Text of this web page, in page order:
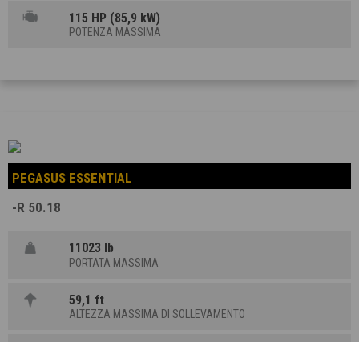
115 HP (85,9 kW)
POTENZA MASSIMA
PEGASUS ESSENTIAL
-R 50.18
11023 lb
PORTATA MASSIMA
59,1 ft
ALTEZZA MASSIMA DI SOLLEVAMENTO